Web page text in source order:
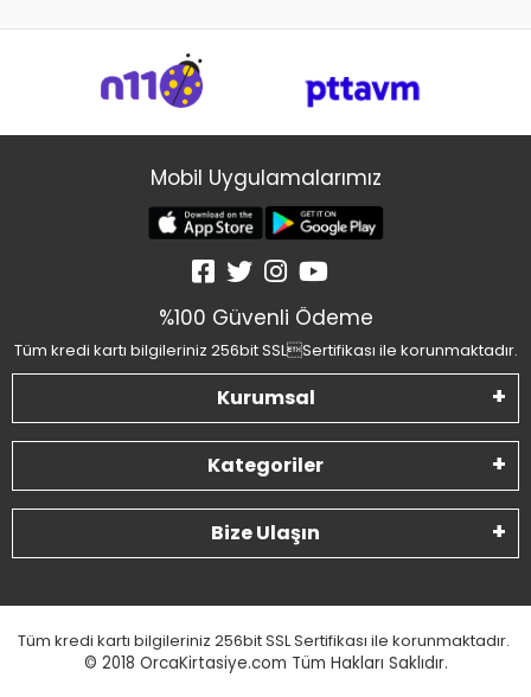
Mobil Uygulamalarımız
%100 Güvenli Ödeme
Tüm kredi kartı bilgileriniz 256bit SSLSertifikası ile korunmaktadır.
Kurumsal
Kategoriler
Bize Ulaşın
Tüm kredi kartı bilgileriniz 256bit SSL Sertifikası ile korunmaktadır.
© 2018 OrcaKirtasiye.com Tüm Hakları Saklıdır.